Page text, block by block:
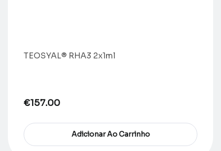
TEOSYAL® RHA3 2x1ml
€157.00
Adicionar Ao Carrinho